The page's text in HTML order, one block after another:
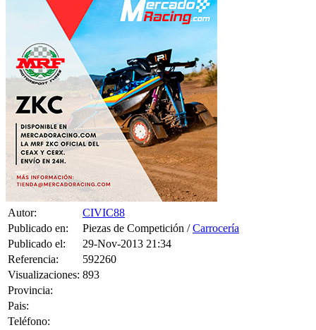
CIVIC88
Publicado en:
Piezas de Competición /
Publicado el:
29-Nov-2013 21:34
Referencia:
592260
Visualizaciones:
893
Provincia:
Pais:
Teléfono:
Tag: